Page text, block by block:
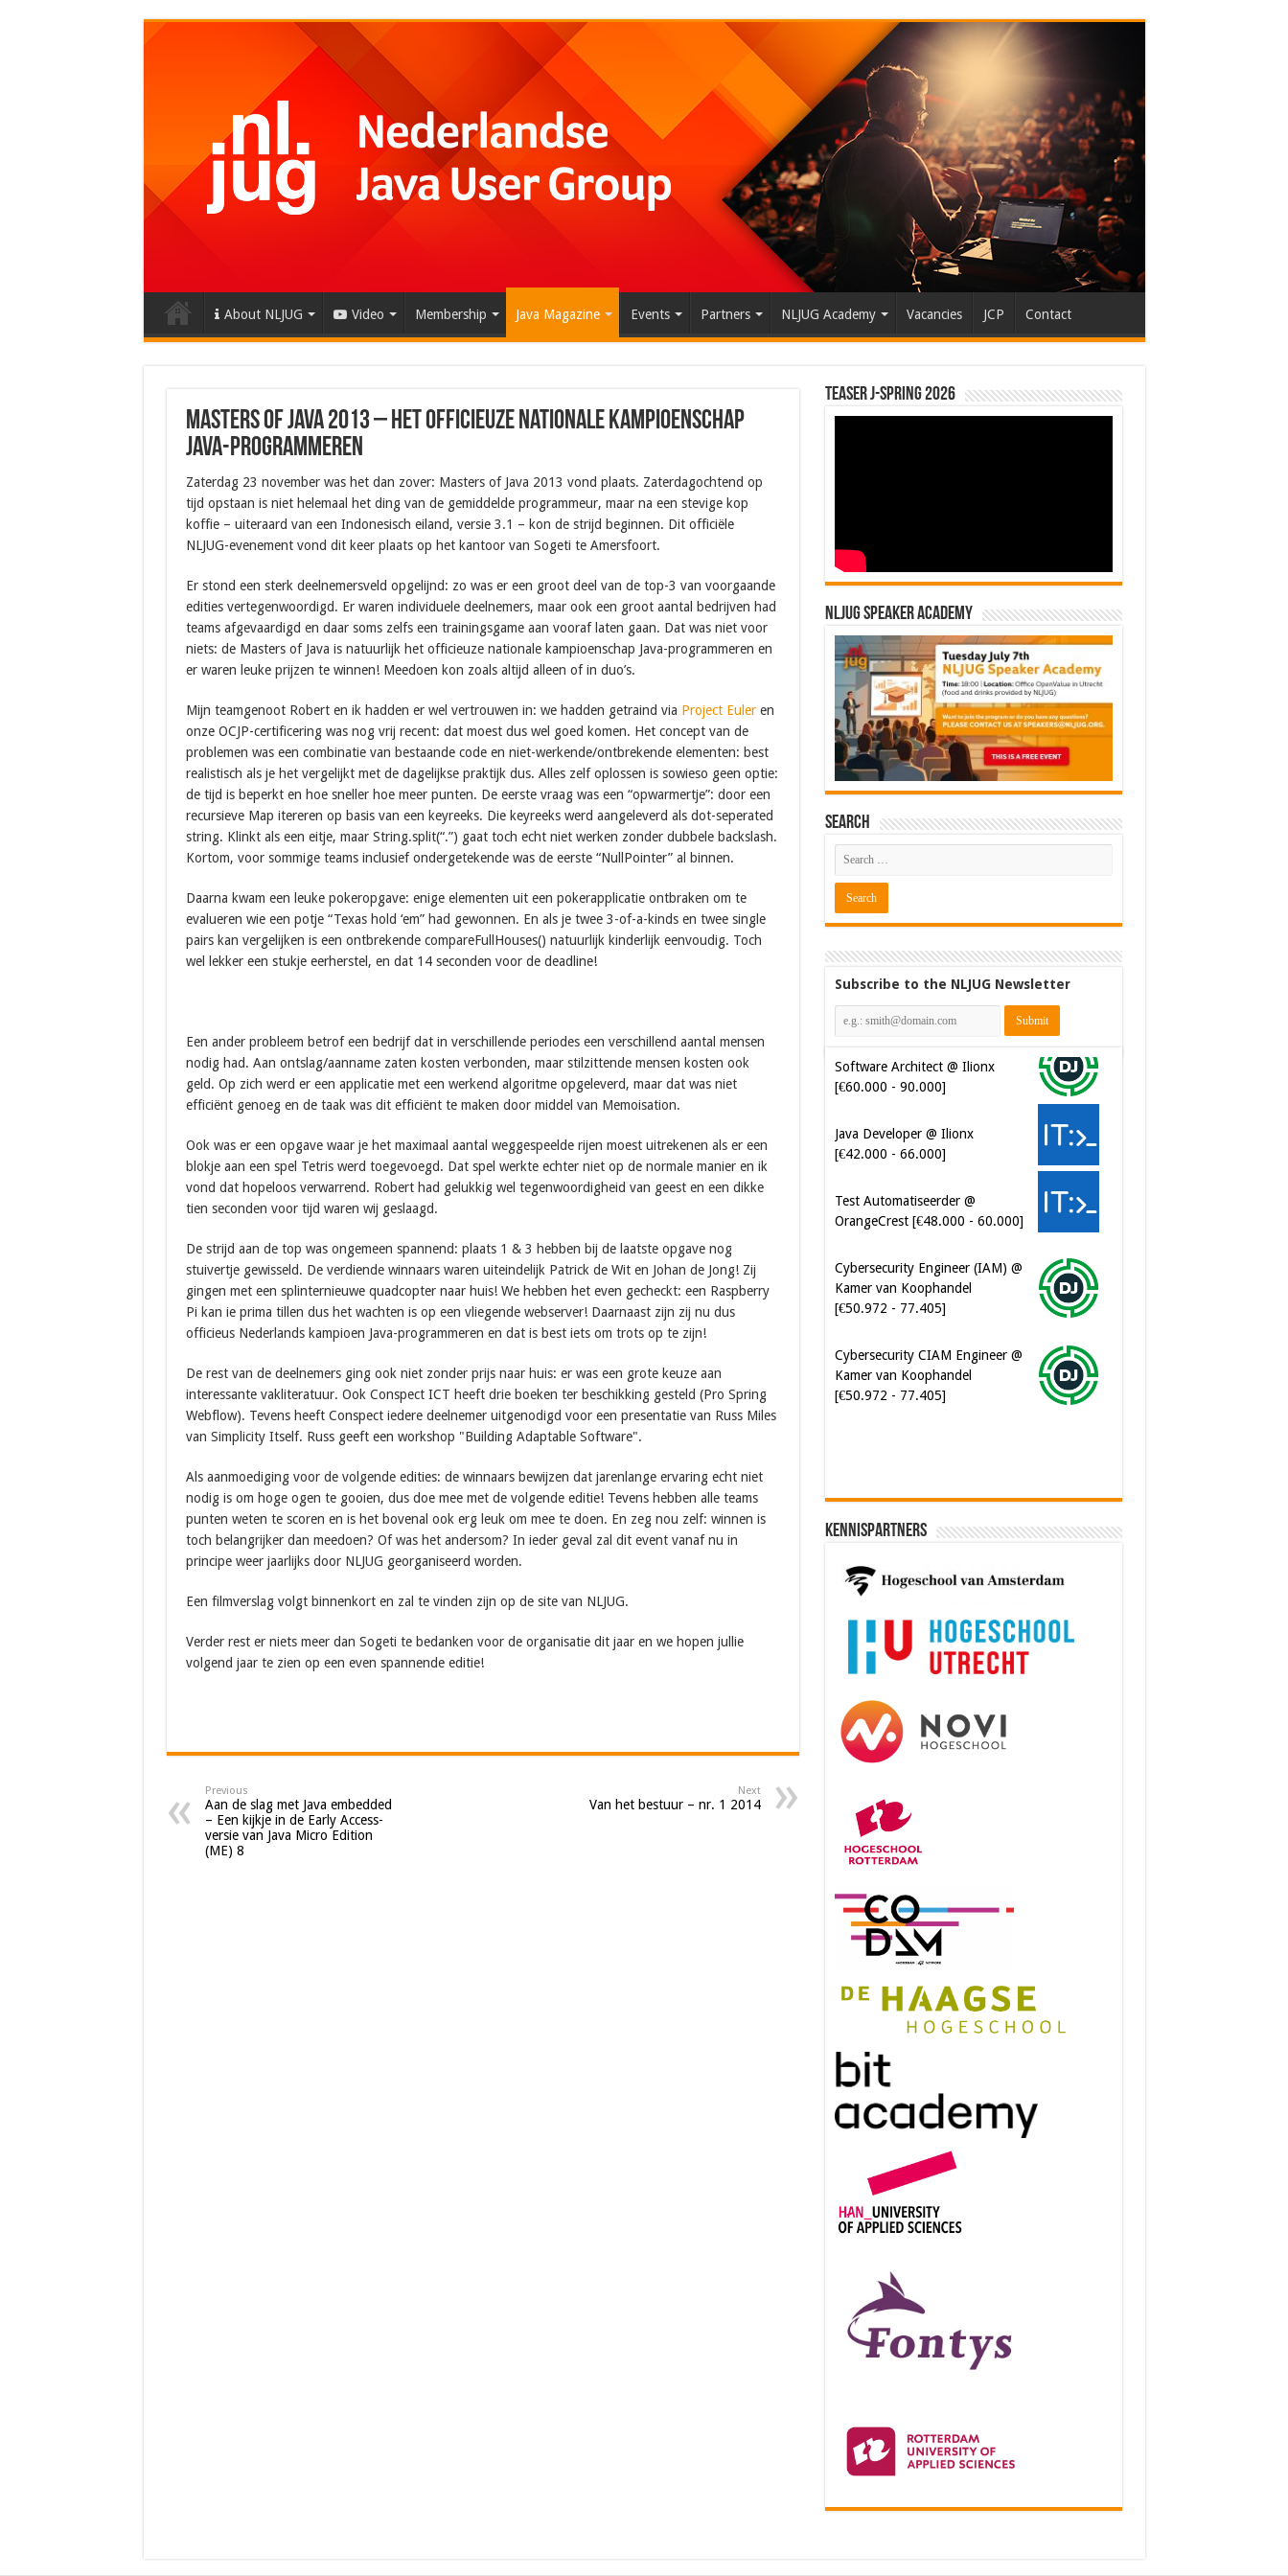
About NLJUG Video Membership Java Magazine Events Partners NLJUG Academy Vacancies JCP Contact
Masters of Java 2013 – Het officieuze nationale kampioenschap
Java-programmeren
Zaterdag 23 november was het dan zover: Masters of Java 2013 vond plaats. Zaterdagochtend op
tijd opstaan is niet helemaal het ding van de gemiddelde programmeur, maar na een stevige kop
koffie – uiteraard van een Indonesisch eiland, versie 3.1 – kon de strijd beginnen. Dit officiële
NLJUG-evenement vond dit keer plaats op het kantoor van Sogeti te Amersfoort.
Er stond een sterk deelnemersveld opgelijnd: zo was er een groot deel van de top-3 van voorgaande
edities vertegenwoordigd. Er waren individuele deelnemers, maar ook een groot aantal bedrijven had
teams afgevaardigd en daar soms zelfs een trainingsgame aan vooraf laten gaan. Dat was niet voor
niets: de Masters of Java is natuurlijk het officieuze nationale kampioenschap Java-programmeren en
er waren leuke prijzen te winnen! Meedoen kon zoals altijd alleen of in duo’s.
Mijn teamgenoot Robert en ik hadden er wel vertrouwen in: we hadden getraind via Project Euleren
onze OCJP-certificering was nog vrij recent: dat moest dus wel goed komen. Het concept van de
problemen was een combinatie van bestaande code en niet-werkende/ontbrekende elementen: best
realistisch als je het vergelijkt met de dagelijkse praktijk dus. Alles zelf oplossen is sowieso geen optie:
de tijd is beperkt en hoe sneller hoe meer punten. De eerste vraag was een “opwarmertje”: door een
recursieve Map itereren op basis van een keyreeks. Die keyreeks werd aangeleverd als dot-seperated
string. Klinkt als een eitje, maar String.split(“.”) gaat toch echt niet werken zonder dubbele backslash.
Kortom, voor sommige teams inclusief ondergetekende was de eerste “NullPointer” al binnen.
Daarna kwam een leuke pokeropgave: enige elementen uit een pokerapplicatie ontbraken om te
evalueren wie een potje “Texas hold ‘em” had gewonnen. En als je twee 3-of-a-kinds en twee single
pairs kan vergelijken is een ontbrekende compareFullHouses() natuurlijk kinderlijk eenvoudig. Toch
wel lekker een stukje eerherstel, en dat 14 seconden voor de deadline!
Een ander probleem betrof een bedrijf dat in verschillende periodes een verschillend aantal mensen
nodig had. Aan ontslag/aanname zaten kosten verbonden, maar stilzittende mensen kosten ook
geld. Op zich werd er een applicatie met een werkend algoritme opgeleverd, maar dat was niet
efficiënt genoeg en de taak was dit efficiënt te maken door middel van Memoisation.
Ook was er een opgave waar je het maximaal aantal weggespeelde rijen moest uitrekenen als er een
blokje aan een spel Tetris werd toegevoegd. Dat spel werkte echter niet op de normale manier en ik
vond dat hopeloos verwarrend. Robert had gelukkig wel tegenwoordigheid van geest en een dikke
tien seconden voor tijd waren wij geslaagd.
De strijd aan de top was ongemeen spannend: plaats 1 & 3 hebben bij de laatste opgave nog
stuivertje gewisseld. De verdiende winnaars waren uiteindelijk Patrick de Wit en Johan de Jong! Zij
gingen met een splinternieuwe quadcopter naar huis! We hebben het even gecheckt: een Raspberry
Pi kan ie prima tillen dus het wachten is op een vliegende webserver! Daarnaast zijn zij nu dus
officieus Nederlands kampioen Java-programmeren en dat is best iets om trots op te zijn!
De rest van de deelnemers ging ook niet zonder prijs naar huis: er was een grote keuze aan
interessante vakliteratuur. Ook Conspect ICT heeft drie boeken ter beschikking gesteld (Pro Spring
Webflow). Tevens heeft Conspect iedere deelnemer uitgenodigd voor een presentatie van Russ Miles
van Simplicity Itself. Russ geeft een workshop "Building Adaptable Software".
Als aanmoediging voor de volgende edities: de winnaars bewijzen dat jarenlange ervaring echt niet
nodig is om hoge ogen te gooien, dus doe mee met de volgende editie! Tevens hebben alle teams
punten weten te scoren en is het bovenal ook erg leuk om mee te doen. En zeg nou zelf: winnen is
toch belangrijker dan meedoen? Of was het andersom? In ieder geval zal dit event vanaf nu in
principe weer jaarlijks door NLJUG georganiseerd worden.
Een filmverslag volgt binnenkort en zal te vinden zijn op de site van NLJUG.
Verder rest er niets meer dan Sogeti te bedanken voor de organisatie dit jaar en we hopen jullie
volgend jaar te zien op een even spannende editie!
Previous
Aan de slag met Java embedded
– Een kijkje in de Early Access-
versie van Java Micro Edition
(ME) 8
Next
Van het bestuur – nr. 1 2014
Teaser J-Spring 2026
NLJUG Speaker Academy
Search
Subscribe to the NLJUG Newsletter
Software Architect @ Ilionx
[€60.000 - 90.000]
Java Developer @ Ilionx
[€42.000 - 66.000]
Test Automatiseerder @
OrangeCrest [€48.000 - 60.000]
Cybersecurity Engineer (IAM) @
Kamer van Koophandel
[€50.972 - 77.405]
Cybersecurity CIAM Engineer @
Kamer van Koophandel
[€50.972 - 77.405]
Kennispartners